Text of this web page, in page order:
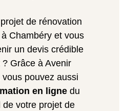
de rénovation
Chambéry et vous
un devis crédible
Grâce à Avenir
pouvez aussi
en lignedu
de votre projet de